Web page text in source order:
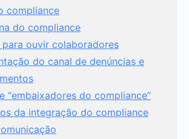
compliance
do compliance
para ouvir colaboradores
do canal de denúncias e
“embaixadores do compliance”
da integração do compliance